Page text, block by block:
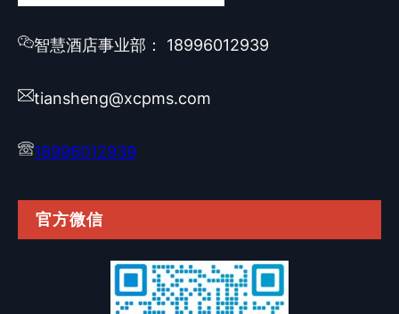
智慧酒店事业部： 18996012939
tiansheng@xcpms.com
18996012939
官方微信